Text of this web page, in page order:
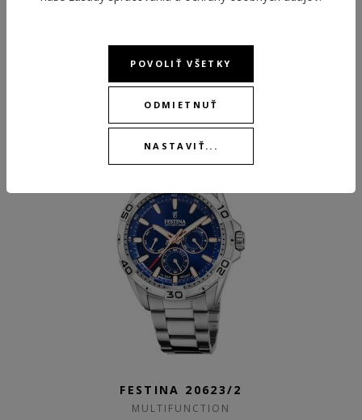
ODPORÚČANÉ PRODUKTY
FESTINA 20623/2
MULTIFUNCTION
POVOLIŤ VŠETKY
ODMIETNUŤ
NASTAVIŤ...